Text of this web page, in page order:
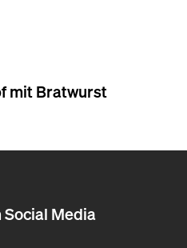
mit Bratwurst
Social Media